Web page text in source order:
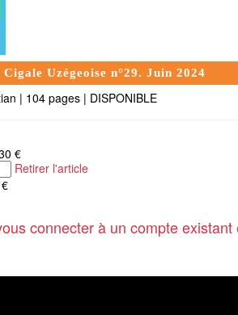
Uzégeoise n°29. Juin 2024
| 104 pages | DISPONIBLE
€
Retirer l'article
connecter à un compte existant